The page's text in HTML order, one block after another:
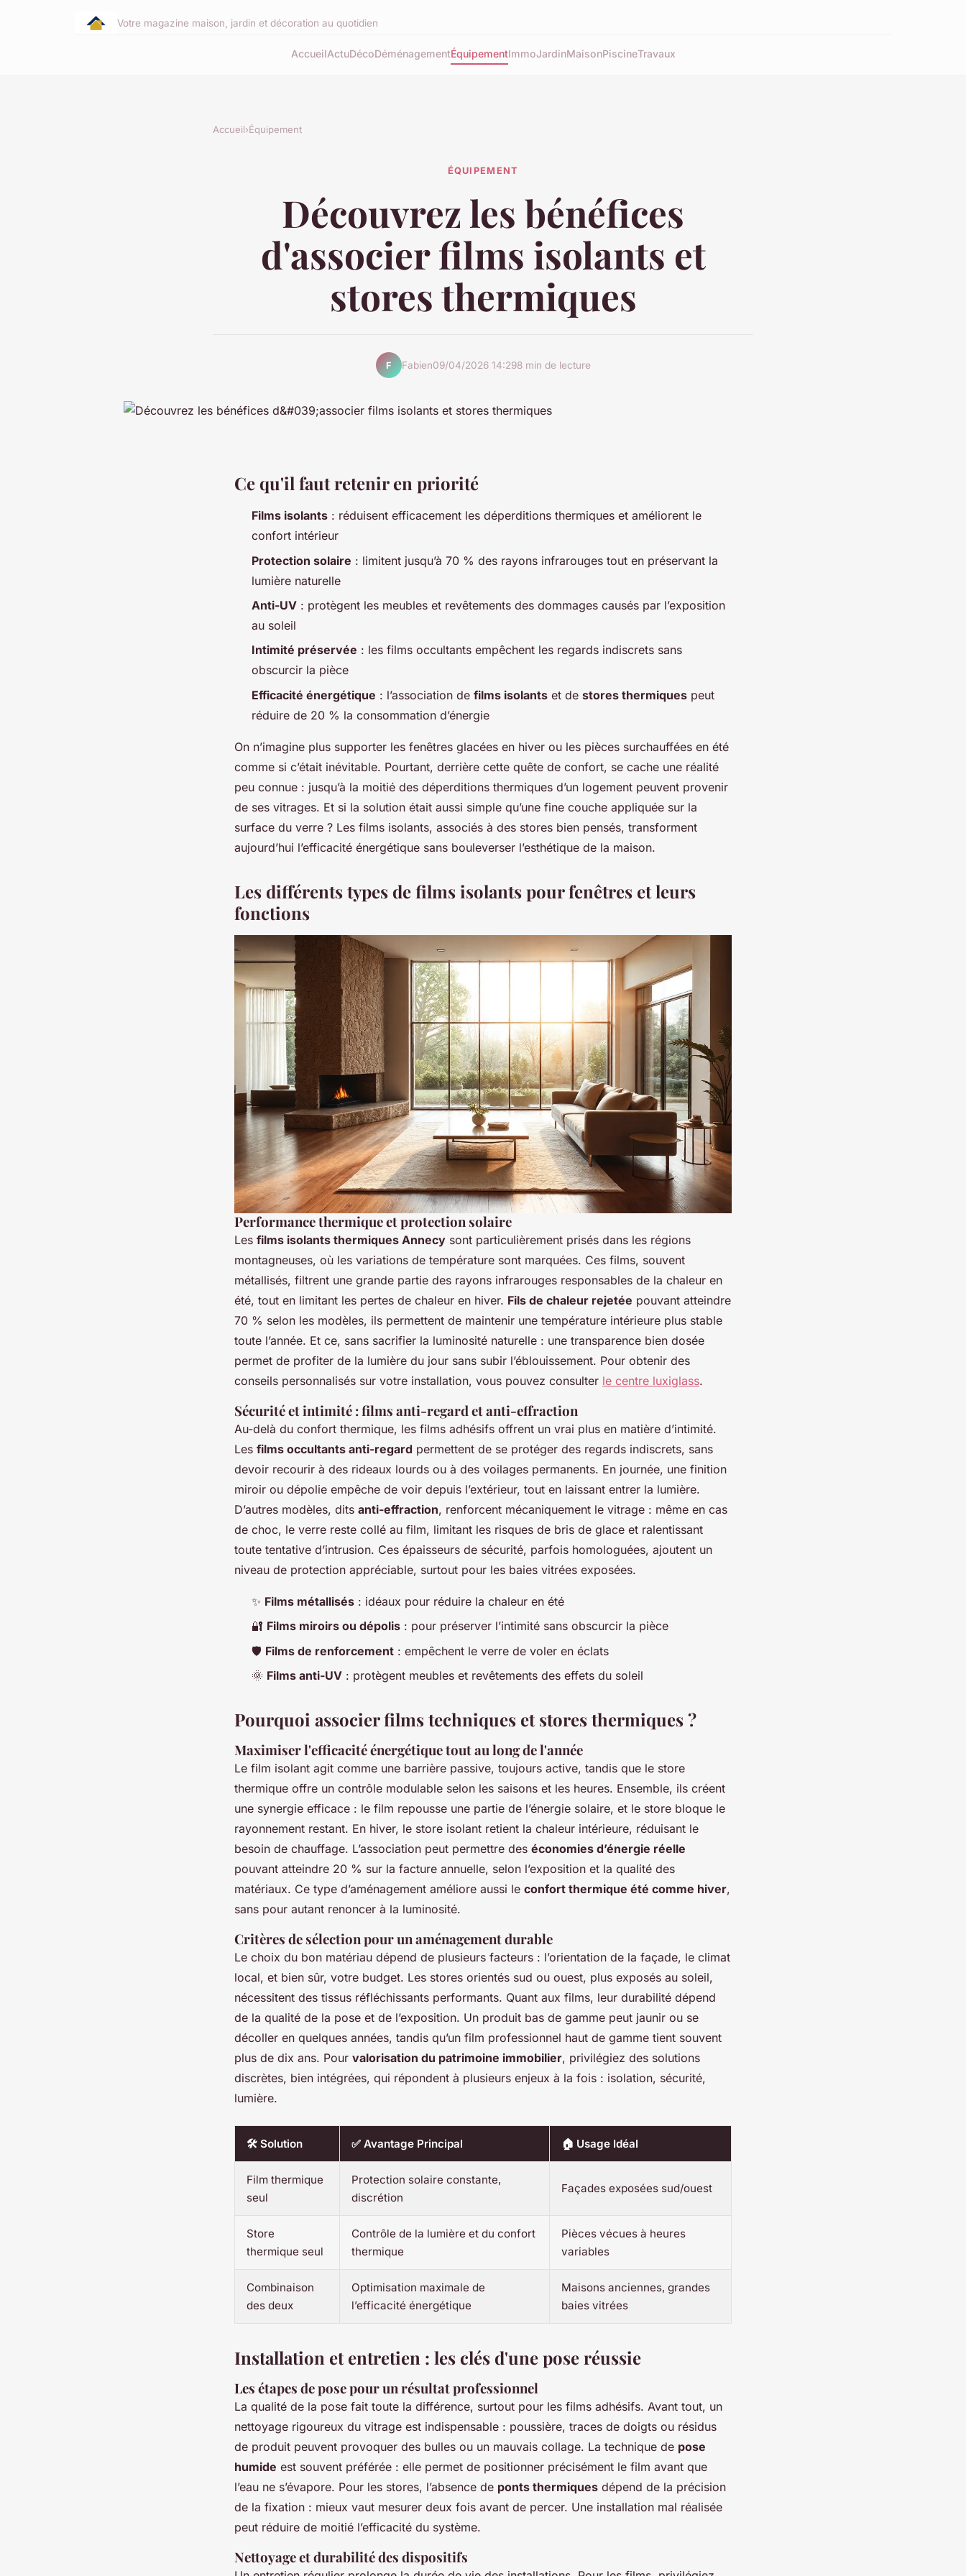
Votre magazine maison, jardin et décoration au quotidien
AccueilActuDécoDéménagementÉquipementImmoJardinMaisonPiscineTravaux
Accueil›Équipement
ÉQUIPEMENT
Découvrez les bénéfices
d'associer films isolants et
stores thermiques
F Fabien09/04/2026 14:298 min de lecture
Ce qu'il faut retenir en priorité
Films isolants : réduisent efficacement les déperditions thermiques et améliorent le
confort intérieur
Protection solaire : limitent jusqu’à 70 % des rayons infrarouges tout en préservant la
lumière naturelle
Anti-UV : protègent les meubles et revêtements des dommages causés par l’exposition
au soleil
Intimité préservée : les films occultants empêchent les regards indiscrets sans
obscurcir la pièce
Efficacité énergétique : l’association de films isolants et de stores thermiques peut
réduire de 20 % la consommation d’énergie
On n’imagine plus supporter les fenêtres glacées en hiver ou les pièces surchauffées en été
comme si c’était inévitable. Pourtant, derrière cette quête de confort, se cache une réalité
peu connue : jusqu’à la moitié des déperditions thermiques d’un logement peuvent provenir
de ses vitrages. Et si la solution était aussi simple qu’une fine couche appliquée sur la
surface du verre ? Les films isolants, associés à des stores bien pensés, transforment
aujourd’hui l’efficacité énergétique sans bouleverser l’esthétique de la maison.
Les différents types de films isolants pour fenêtres et leurs
fonctions
Performance thermique et protection solaire
Les films isolants thermiques Annecy sont particulièrement prisés dans les régions
montagneuses, où les variations de température sont marquées. Ces films, souvent
métallisés, filtrent une grande partie des rayons infrarouges responsables de la chaleur en
été, tout en limitant les pertes de chaleur en hiver. Fils de chaleur rejetée pouvant atteindre
70 % selon les modèles, ils permettent de maintenir une température intérieure plus stable
toute l’année. Et ce, sans sacrifier la luminosité naturelle : une transparence bien dosée
permet de profiter de la lumière du jour sans subir l’éblouissement. Pour obtenir des
conseils personnalisés sur votre installation, vous pouvez consulter le centre luxiglass.
Sécurité et intimité : films anti-regard et anti-effraction
Au-delà du confort thermique, les films adhésifs offrent un vrai plus en matière d’intimité.
Les films occultants anti-regard permettent de se protéger des regards indiscrets, sans
devoir recourir à des rideaux lourds ou à des voilages permanents. En journée, une finition
miroir ou dépolie empêche de voir depuis l’extérieur, tout en laissant entrer la lumière.
D’autres modèles, dits anti-effraction, renforcent mécaniquement le vitrage : même en cas
de choc, le verre reste collé au film, limitant les risques de bris de glace et ralentissant
toute tentative d’intrusion. Ces épaisseurs de sécurité, parfois homologuées, ajoutent un
niveau de protection appréciable, surtout pour les baies vitrées exposées.
✨ Films métallisés : idéaux pour réduire la chaleur en été
🔐 Films miroirs ou dépolis : pour préserver l’intimité sans obscurcir la pièce
🛡️ Films de renforcement : empêchent le verre de voler en éclats
🌞 Films anti-UV : protègent meubles et revêtements des effets du soleil
Pourquoi associer films techniques et stores thermiques ?
Maximiser l'efficacité énergétique tout au long de l'année
Le film isolant agit comme une barrière passive, toujours active, tandis que le store
thermique offre un contrôle modulable selon les saisons et les heures. Ensemble, ils créent
une synergie efficace : le film repousse une partie de l’énergie solaire, et le store bloque le
rayonnement restant. En hiver, le store isolant retient la chaleur intérieure, réduisant le
besoin de chauffage. L’association peut permettre des économies d’énergie réelle
pouvant atteindre 20 % sur la facture annuelle, selon l’exposition et la qualité des
matériaux. Ce type d’aménagement améliore aussi le confort thermique été comme hiver,
sans pour autant renoncer à la luminosité.
Critères de sélection pour un aménagement durable
Le choix du bon matériau dépend de plusieurs facteurs : l’orientation de la façade, le climat
local, et bien sûr, votre budget. Les stores orientés sud ou ouest, plus exposés au soleil,
nécessitent des tissus réfléchissants performants. Quant aux films, leur durabilité dépend
de la qualité de la pose et de l’exposition. Un produit bas de gamme peut jaunir ou se
décoller en quelques années, tandis qu’un film professionnel haut de gamme tient souvent
plus de dix ans. Pour valorisation du patrimoine immobilier, privilégiez des solutions
discrètes, bien intégrées, qui répondent à plusieurs enjeux à la fois : isolation, sécurité,
lumière.
🛠️ Solution ✅ Avantage Principal 🏠 Usage Idéal
Film thermique
seul
Protection solaire constante,
discrétion
Façades exposées sud/ouest
Store
thermique seul
Contrôle de la lumière et du confort
thermique
Pièces vécues à heures
variables
Combinaison
des deux
Optimisation maximale de
l’efficacité énergétique
Maisons anciennes, grandes
baies vitrées
Installation et entretien : les clés d'une pose réussie
Les étapes de pose pour un résultat professionnel
La qualité de la pose fait toute la différence, surtout pour les films adhésifs. Avant tout, un
nettoyage rigoureux du vitrage est indispensable : poussière, traces de doigts ou résidus
de produit peuvent provoquer des bulles ou un mauvais collage. La technique de pose
humide est souvent préférée : elle permet de positionner précisément le film avant que
l’eau ne s’évapore. Pour les stores, l’absence de ponts thermiques dépend de la précision
de la fixation : mieux vaut mesurer deux fois avant de percer. Une installation mal réalisée
peut réduire de moitié l’efficacité du système.
Nettoyage et durabilité des dispositifs